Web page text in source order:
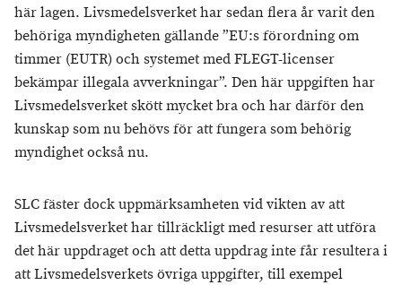
här lagen. Livsmedelsverket har sedan flera år varit den
behöriga myndigheten gällande ”EU:s förordning om
timmer (EUTR) och systemet med FLEGT-licenser
bekämpar illegala avverkningar”. Den här uppgiften har
Livsmedelsverket skött mycket bra och har därför den
kunskap som nu behövs för att fungera som behörig
myndighet också nu.
SLC fäster dock uppmärksamheten vid vikten av att
Livsmedelsverket har tillräckligt med resurser att utföra
det här uppdraget och att detta uppdrag inte får resultera i
att Livsmedelsverkets övriga uppgifter, till exempel